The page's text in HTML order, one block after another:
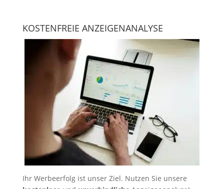
KOSTENFREIE ANZEIGENANALYSE
Ihr Werbeerfolg ist unser Ziel. Nutzen Sie unsere